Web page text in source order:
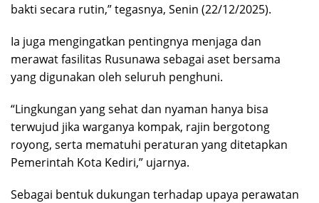
bakti secara rutin,” tegasnya, Senin (22/12/2025).
Ia juga mengingatkan pentingnya menjaga dan
merawat fasilitas Rusunawa sebagai aset bersama
yang digunakan oleh seluruh penghuni.
“Lingkungan yang sehat dan nyaman hanya bisa
terwujud jika warganya kompak, rajin bergotong
royong, serta mematuhi peraturan yang ditetapkan
Pemerintah Kota Kediri,” ujarnya.
Sebagai bentuk dukungan terhadap upaya perawatan